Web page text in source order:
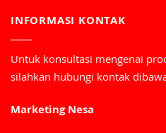
INFORMASI KONTAK
Untuk konsultasi mengenai
silahkan hubungi kontak
Marketing Nesa